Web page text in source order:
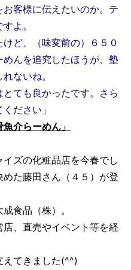
客様に伝えたいのか。テ
よ。
ど、（味変前の）６５０
んを追究したほうが、塾
ないね。
ても良かったです。さら
ださい」
介らーめん」
ズの化粧品店を今春でし
た藤田さん（４５）が登
食品（株）。
、直売やイベント等を経
えてきました(^^)